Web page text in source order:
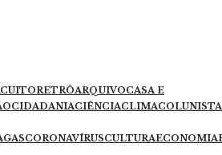
ARQUIVOCASA E
CIDADANIACIÊNCIACLIMA
CORONAVÍRUSCULTURAECONOMIA